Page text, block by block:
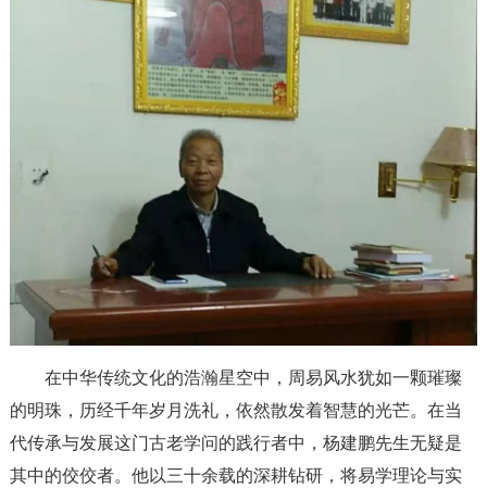
在中华传统文化的浩瀚星空中，周易风水犹如一颗璀璨
的明珠，历经千年岁月洗礼，依然散发着智慧的光芒。在当
代传承与发展这门古老学问的践行者中，杨建鹏先生无疑是
其中的佼佼者。他以三十余载的深耕钻研，将易学理论与实